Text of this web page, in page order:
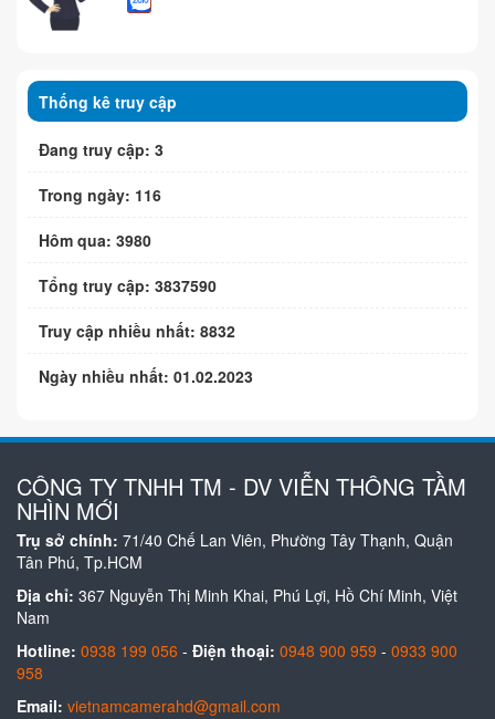
Thống kê truy cập
Đang truy cập: 3
Trong ngày: 116
Hôm qua: 3980
Tổng truy cập: 3837590
Truy cập nhiều nhất: 8832
Ngày nhiều nhất: 01.02.2023
CÔNG TY TNHH TM - DV VIỄN THÔNG TẦM
NHÌN MỚI
Trụ sở chính: 71/40 Chế Lan Viên, Phường Tây Thạnh, Quận
Tân Phú, Tp.HCM
Địa chỉ: 367 Nguyễn Thị Minh Khai, Phú Lợi, Hồ Chí Minh, Việt
Nam
Hotline: 0938 199 056 - Điện thoại: 0948 900 959 - 0933 900
958
Email: vietnamcamerahd@gmail.com